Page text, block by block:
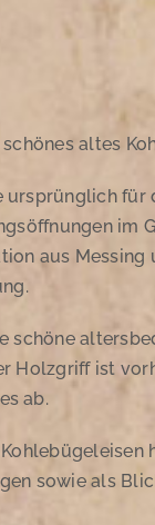
altes
ursprünglich
im
aus
schöne
Holzgriff ist
ab.
sowie als